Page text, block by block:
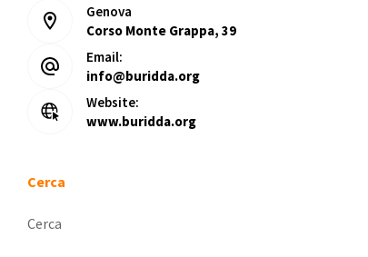
Genova
Corso Monte Grappa, 39
Email:
info@buridda.org
Website:
www.buridda.org
Cerca